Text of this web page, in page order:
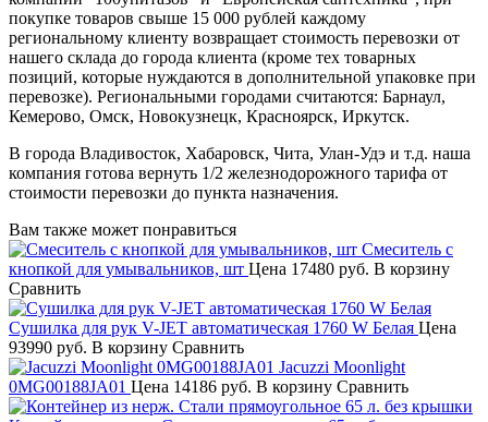
покупке товаров свыше 15 000 рублей каждому
региональному клиенту возвращает стоимость перевозки от
нашего склада до города клиента (кроме тех товарных
позиций, которые нуждаются в дополнительной упаковке при
перевозке). Региональными городами считаются: Барнаул,
Кемерово, Омск, Новокузнецк, Красноярск, Иркутск.
В города Владивосток, Хабаровск, Чита, Улан-Удэ и т.д. наша
компания готова вернуть 1/2 железнодорожного тарифа от
стоимости перевозки до пункта назначения.
Вам также может понравиться
Смеситель с
кнопкой для умывальников, шт Цена 17480 руб. В корзину
Сравнить
Сушилка для рук V-JET автоматическая 1760 W Белая Цена
93990 руб. В корзину Сравнить
Jacuzzi Moonlight
0MG00188JA01 Цена 14186 руб. В корзину Сравнить